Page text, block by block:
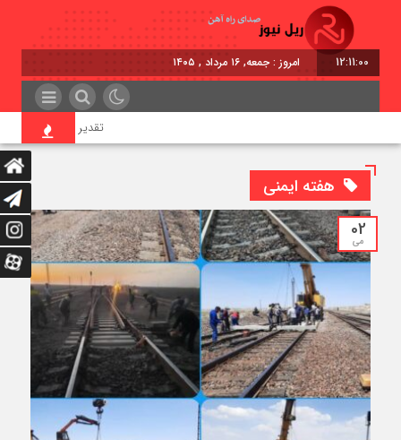
12:11:01 امروز : جمعه, ۱۶ مرداد , ۱۴۰۵
تقدیر معاون اول
هفته ایمنی
02
می